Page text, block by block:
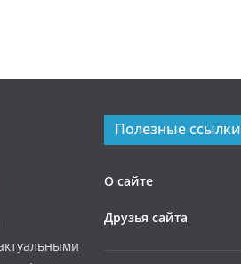
Полезные ссылки
О сайте
Друзья сайта